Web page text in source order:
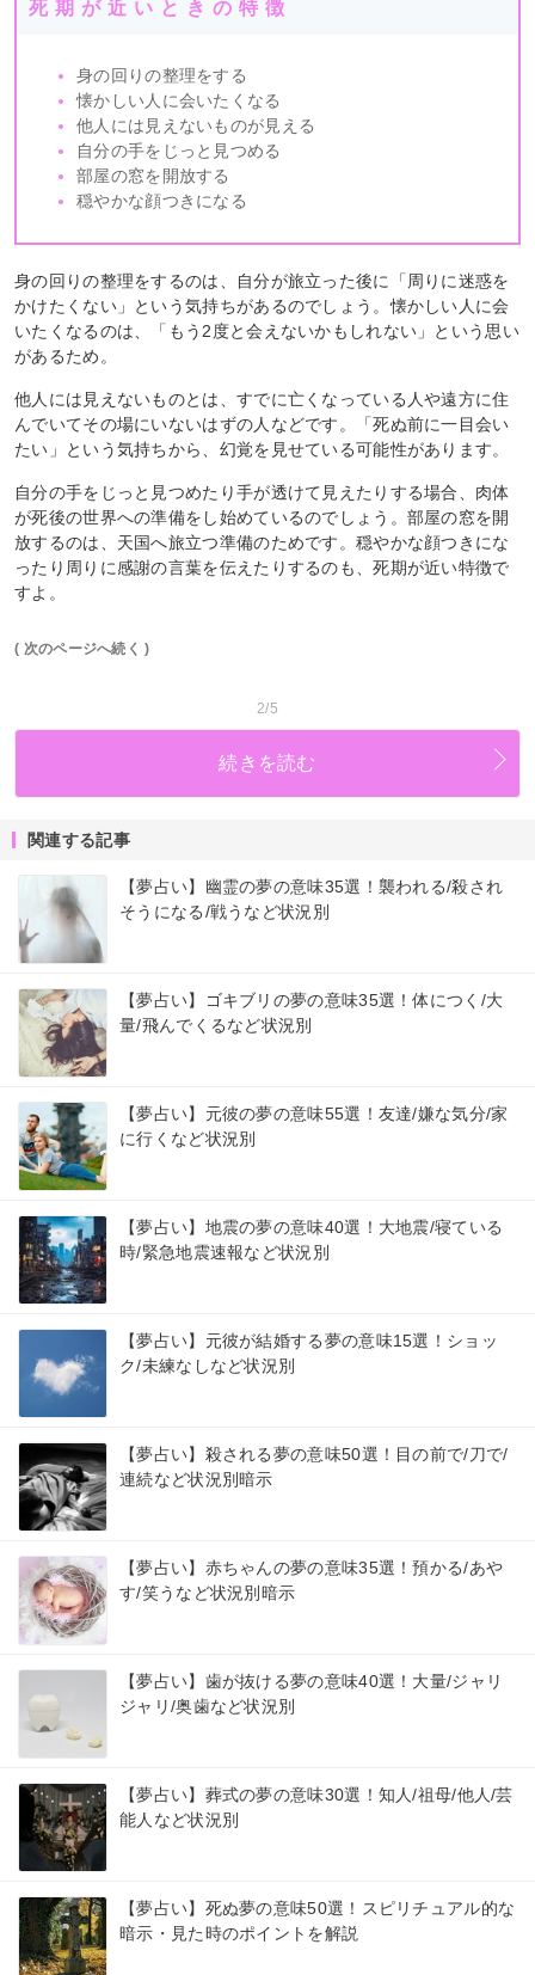
死期が近いときの特徴
身の回りの整理をする
懐かしい人に会いたくなる
他人には見えないものが見える
自分の手をじっと見つめる
部屋の窓を開放する
穏やかな顔つきになる
身の回りの整理をするのは、自分が旅立った後に「周りに迷惑を
かけたくない」という気持ちがあるのでしょう。懐かしい人に会
いたくなるのは、「もう2度と会えないかもしれない」という思い
があるため。
他人には見えないものとは、すでに亡くなっている人や遠方に住
んでいてその場にいないはずの人などです。「死ぬ前に一目会い
たい」という気持ちから、幻覚を見せている可能性があります。
自分の手をじっと見つめたり手が透けて見えたりする場合、肉体
が死後の世界への準備をし始めているのでしょう。部屋の窓を開
放するのは、天国へ旅立つ準備のためです。穏やかな顔つきにな
ったり周りに感謝の言葉を伝えたりするのも、死期が近い特徴で
すよ。
( 次のページへ続く )
2/5
続きを読む
関連する記事
【夢占い】幽霊の夢の意味35選！襲われる/殺され
そうになる/戦うなど状況別
【夢占い】ゴキブリの夢の意味35選！体につく/大
量/飛んでくるなど状況別
【夢占い】元彼の夢の意味55選！友達/嫌な気分/家
に行くなど状況別
【夢占い】地震の夢の意味40選！大地震/寝ている
時/緊急地震速報など状況別
【夢占い】元彼が結婚する夢の意味15選！ショッ
ク/未練なしなど状況別
【夢占い】殺される夢の意味50選！目の前で/刀で/
連続など状況別暗示
【夢占い】赤ちゃんの夢の意味35選！預かる/あや
す/笑うなど状況別暗示
【夢占い】歯が抜ける夢の意味40選！大量/ジャリ
ジャリ/奥歯など状況別
【夢占い】葬式の夢の意味30選！知人/祖母/他人/芸
能人など状況別
【夢占い】死ぬ夢の意味50選！スピリチュアル的な
暗示・見た時のポイントを解説